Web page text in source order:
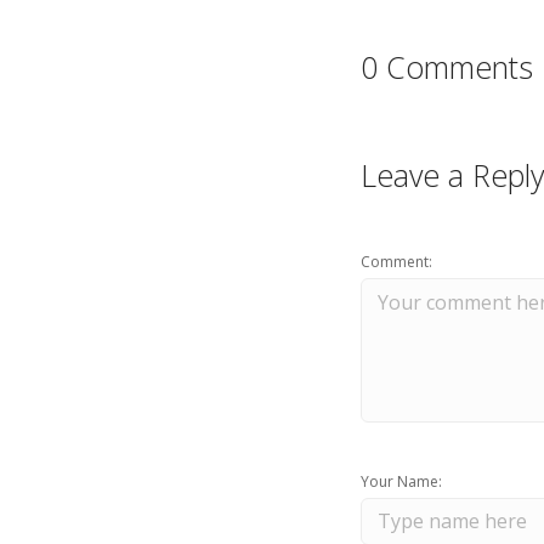
0 Comments
Leave a Reply
Comment:
Your Name: